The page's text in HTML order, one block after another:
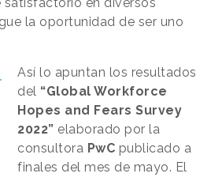
la oportunidad de ser uno
Así lo apuntan los resultados
del “Global Workforce
Hopes and Fears Survey
2022” elaborado por la
consultora PwC publicado a
finales del mes de mayo. El